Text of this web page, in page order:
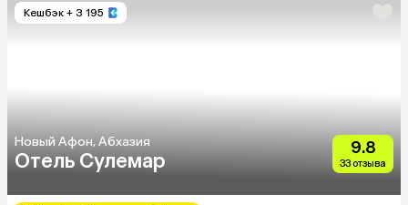
Кешбэк + 3 195
Новый Афон, Абхазия
Отель Сулемар
9.8
33 отзыва